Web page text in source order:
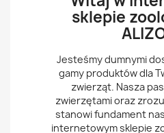
sklepie
Jesteśmy dumnymi
gamy produktów dla
zwierząt. Nasza
zwierzętami oraz
stanowi fundament
internetowym sklepie